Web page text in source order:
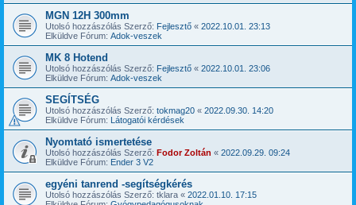
MGN 12H 300mm
Utolsó hozzászólás Szerző: Fejlesztő « 2022.10.01. 23:13
Elküldve Fórum: Adok-veszek
MK 8 Hotend
Utolsó hozzászólás Szerző: Fejlesztő « 2022.10.01. 23:06
Elküldve Fórum: Adok-veszek
SEGÍTSÉG
Utolsó hozzászólás Szerző: tokmag20 « 2022.09.30. 14:20
Elküldve Fórum: Látogatói kérdések
Nyomtató ismertetése
Utolsó hozzászólás Szerző: Fodor Zoltán « 2022.09.29. 09:24
Elküldve Fórum: Ender 3 V2
egyéni tanrend -segítségkérés
Utolsó hozzászólás Szerző: tklara « 2022.01.10. 17:15